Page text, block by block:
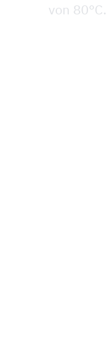
von 80°C.